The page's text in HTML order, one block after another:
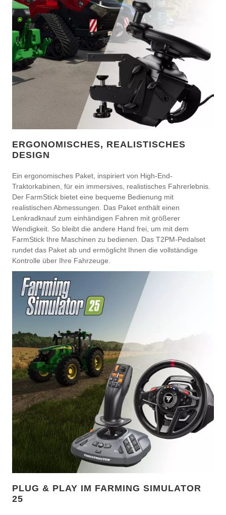
ERGONOMISCHES, REALISTISCHES
DESIGN
Ein ergonomisches Paket, inspiriert von High-End-
Traktorkabinen, für ein immersives, realistisches Fahrerlebnis.
Der FarmStick bietet eine bequeme Bedienung mit
realistischen Abmessungen. Das Paket enthält einen
Lenkradknauf zum einhändigen Fahren mit größerer
Wendigkeit. So bleibt die andere Hand frei, um mit dem
FarmStick Ihre Maschinen zu bedienen. Das T2PM-Pedalset
rundet das Paket ab und ermöglicht Ihnen die vollständige
Kontrolle über Ihre Fahrzeuge.
PLUG & PLAY IM FARMING SIMULATOR
25